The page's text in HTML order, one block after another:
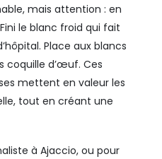
mais attention : en
le blanc froid qui fait
Place aux blancs
coquille d’œuf. Ces
mettent en valeur les
tout en créant une
à Ajaccio, ou pour